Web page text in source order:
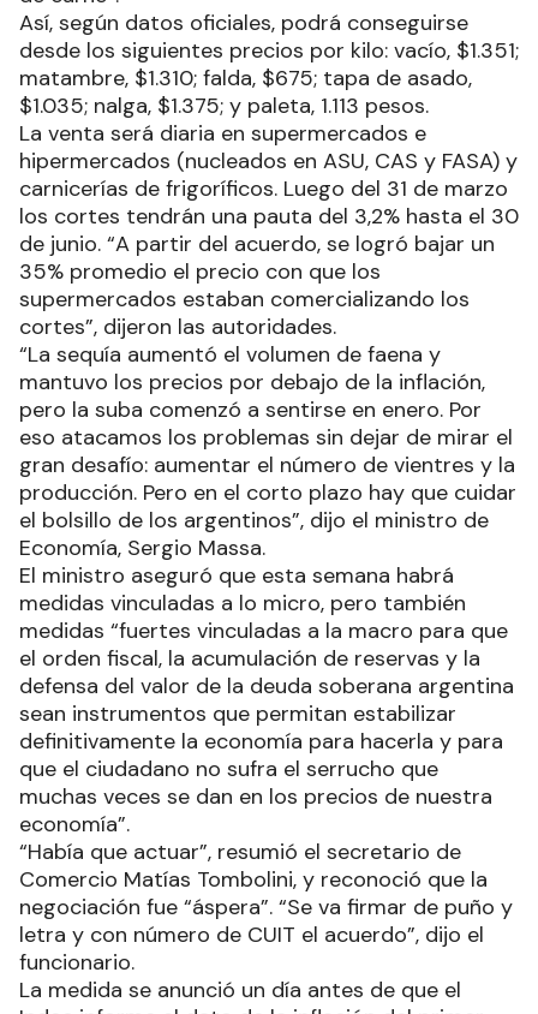
Así, según datos oficiales, podrá conseguirse
desde los siguientes precios por kilo: vacío, $1.351;
matambre, $1.310; falda, $675; tapa de asado,
$1.035; nalga, $1.375; y paleta, 1.113 pesos.
La venta será diaria en supermercados e
hipermercados (nucleados en ASU, CAS y FASA) y
carnicerías de frigoríficos. Luego del 31 de marzo
los cortes tendrán una pauta del 3,2% hasta el 30
de junio. “A partir del acuerdo, se logró bajar un
35% promedio el precio con que los
supermercados estaban comercializando los
cortes”, dijeron las autoridades.
“La sequía aumentó el volumen de faena y
mantuvo los precios por debajo de la inflación,
pero la suba comenzó a sentirse en enero. Por
eso atacamos los problemas sin dejar de mirar el
gran desafío: aumentar el número de vientres y la
producción. Pero en el corto plazo hay que cuidar
el bolsillo de los argentinos”, dijo el ministro de
Economía, Sergio Massa.
El ministro aseguró que esta semana habrá
medidas vinculadas a lo micro, pero también
medidas “fuertes vinculadas a la macro para que
el orden fiscal, la acumulación de reservas y la
defensa del valor de la deuda soberana argentina
sean instrumentos que permitan estabilizar
definitivamente la economía para hacerla y para
que el ciudadano no sufra el serrucho que
muchas veces se dan en los precios de nuestra
economía”.
“Había que actuar”, resumió el secretario de
Comercio Matías Tombolini, y reconoció que la
negociación fue “áspera”. “Se va firmar de puño y
letra y con número de CUIT el acuerdo”, dijo el
funcionario.
La medida se anunció un día antes de que el